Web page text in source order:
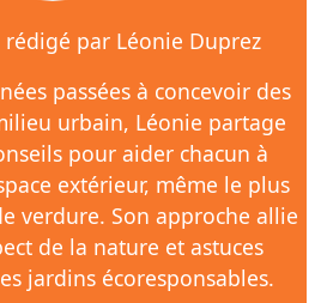
rédigé par Léonie Duprez
passées à concevoir des
urbain, Léonie partage
pour aider chacun à
extérieur, même le plus
verdure. Son approche allie
de la nature et astuces
jardins écoresponsables.